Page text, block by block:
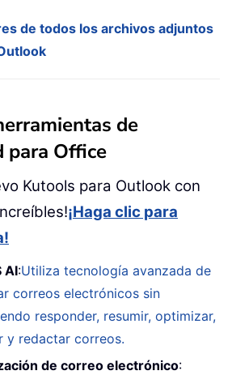
de todos los archivos adjuntos
de
para Office
Kutools para Outlook con
¡Haga clic para
AI:Utiliza tecnología avanzada de
correos electrónicos sin
responder, resumir, optimizar,
y redactar correos.
de correo electrónico: